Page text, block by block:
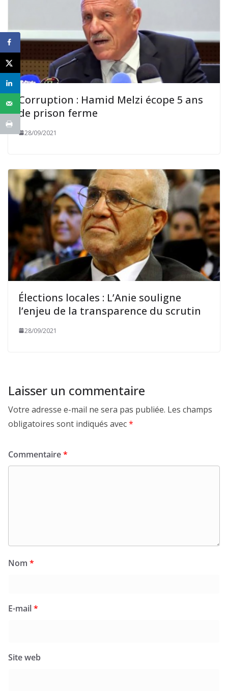
Corruption : Hamid Melzi écope 5 ans
de prison ferme
28/09/2021
Élections locales : L’Anie souligne
l’enjeu de la transparence du scrutin
28/09/2021
Laisser un commentaire
Votre adresse e-mail ne sera pas publiée. Les champs
obligatoires sont indiqués avec*
Commentaire*
Nom *
E-mail*
Site web